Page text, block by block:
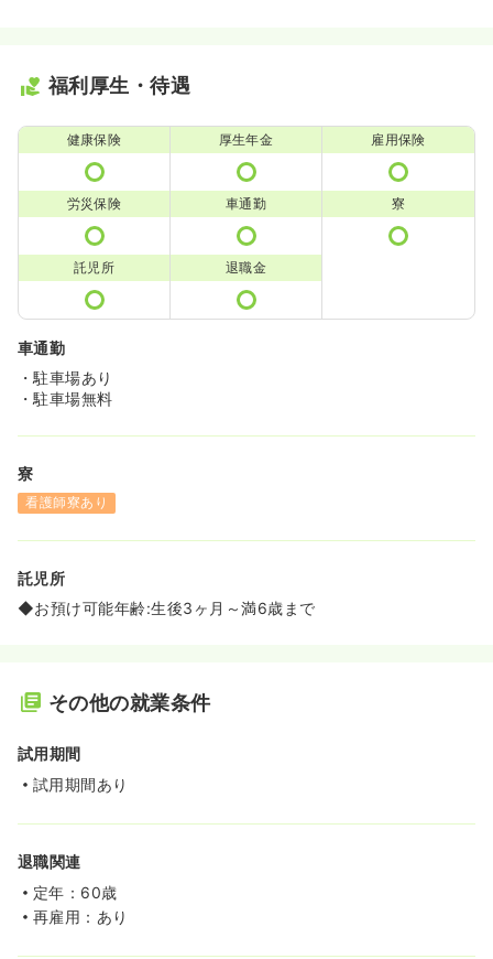
福利厚生・待遇
健康保険 厚生年金 雇用保険
労災保険 車通勤 寮
託児所 退職金
車通勤
・駐車場あり
・駐車場無料
寮
看護師寮あり
託児所
◆お預け可能年齢:生後3ヶ月～満6歳まで
その他の就業条件
試用期間
試用期間あり
退職関連
定年：60歳
再雇用：あり